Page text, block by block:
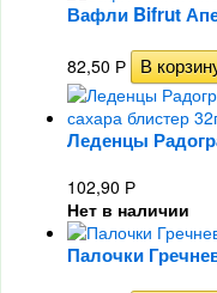
Вафли Bifrut
82,50 Р
Леденцы
102,90 Р
Нет в наличии
Палочки